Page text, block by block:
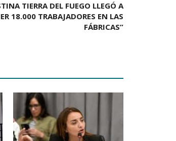
TIERRA DEL FUEGO LLEGÓ A
18.000 TRABAJADORES EN LAS
FÁBRICAS”